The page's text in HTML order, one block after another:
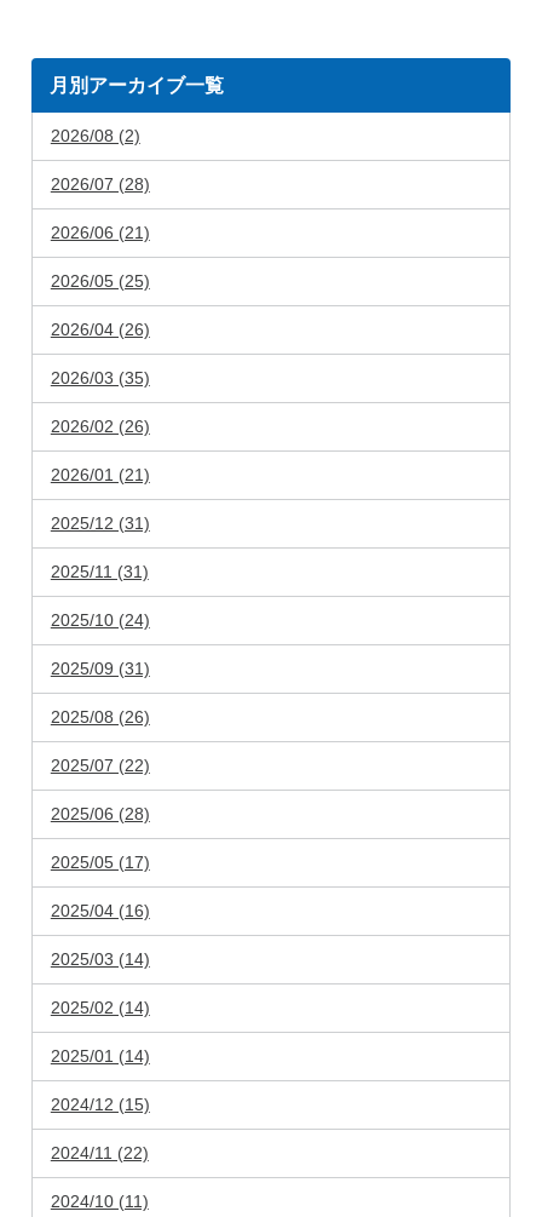
月別アーカイブ一覧
2026/08 (2)
2026/07 (28)
2026/06 (21)
2026/05 (25)
2026/04 (26)
2026/03 (35)
2026/02 (26)
2026/01 (21)
2025/12 (31)
2025/11 (31)
2025/10 (24)
2025/09 (31)
2025/08 (26)
2025/07 (22)
2025/06 (28)
2025/05 (17)
2025/04 (16)
2025/03 (14)
2025/02 (14)
2025/01 (14)
2024/12 (15)
2024/11 (22)
2024/10 (11)